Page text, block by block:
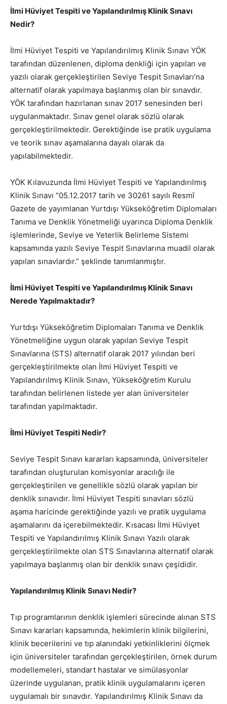
İlmi Hüviyet Tespiti ve Yapılandırılmış Klinik Sınavı
Nedir?
İlmi Hüviyet Tespiti ve Yapılandırılmış Klinik Sınavı YÖK
tarafından düzenlenen, diploma denkliği için yapılan ve
yazılı olarak gerçekleştirilen Seviye Tespit Sınavları’na
alternatif olarak yapılmaya başlanmış olan bir sınavdır.
YÖK tarafından hazırlanan sınav 2017 senesinden beri
uygulanmaktadır. Sınav genel olarak sözlü olarak
gerçekleştirilmektedir. Gerektiğinde ise pratik uygulama
ve teorik sınav aşamalarına dayalı olarak da
yapılabilmektedir.
YÖK Kılavuzunda İlmi Hüviyet Tespiti ve Yapılandırılmış
Klinik Sınavı “05.12.2017 tarih ve 30261 sayılı Resmî
Gazete de yayımlanan Yurtdışı Yükseköğretim Diplomaları
Tanıma ve Denklik Yönetmeliği uyarınca Diploma Denklik
işlemlerinde, Seviye ve Yeterlik Belirleme Sistemi
kapsamında yazılı Seviye Tespit Sınavlarına muadil olarak
yapılan sınavlardır.” şeklinde tanımlanmıştır.
İlmi Hüviyet Tespiti ve Yapılandırılmış Klinik Sınavı
Nerede Yapılmaktadır?
Yurtdışı Yükseköğretim Diplomaları Tanıma ve Denklik
Yönetmeliğine uygun olarak yapılan Seviye Tespit
Sınavlarına (STS) alternatif olarak 2017 yılından beri
gerçekleştirilmekte olan İlmi Hüviyet Tespiti ve
Yapılandırılmış Klinik Sınavı, Yükseköğretim Kurulu
tarafından belirlenen listede yer alan üniversiteler
tarafından yapılmaktadır.
İlmi Hüviyet Tespiti Nedir?
Seviye Tespit Sınavı kararları kapsamında, üniversiteler
tarafından oluşturulan komisyonlar aracılığı ile
gerçekleştirilen ve genellikle sözlü olarak yapılan bir
denklik sınavıdır. İlmi Hüviyet Tespiti sınavları sözlü
aşama haricinde gerektiğinde yazılı ve pratik uygulama
aşamalarını da içerebilmektedir. Kısacası İlmi Hüviyet
Tespiti ve Yapılandırılmış Klinik Sınavı Yazılı olarak
gerçekleştirilmekte olan STS Sınavlarına alternatif olarak
yapılmaya başlanmış olan bir denklik sınavı çeşididir.
Yapılandırılmış Klinik Sınavı Nedir?
Tıp programlarının denklik işlemleri sürecinde alınan STS
Sınavı kararları kapsamında, hekimlerin klinik bilgilerini,
klinik becerilerini ve tıp alanındaki yetkinliklerini ölçmek
için üniversiteler tarafından gerçekleştirilen, örnek durum
modellemeleri, standart hastalar ve simülasyonlar
üzerinde uygulanan, pratik klinik uygulamalarını içeren
uygulamalı bir sınavdır. Yapılandırılmış Klinik Sınavı da